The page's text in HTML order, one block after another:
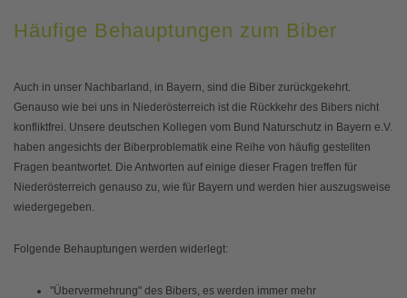
Häufige Behauptungen zum Biber
Auch in unser Nachbarland, in Bayern, sind die Biber zurückgekehrt.
Genauso wie bei uns in Niederösterreich ist die Rückkehr des Bibers nicht
konfliktfrei. Unsere deutschen Kollegen vom Bund Naturschutz in Bayern e.V.
haben angesichts der Biberproblematik eine Reihe von häufig gestellten
Fragen beantwortet. Die Antworten auf einige dieser Fragen treffen für
Niederösterreich genauso zu, wie für Bayern und werden hier auszugsweise
wiedergegeben.
Folgende Behauptungen werden widerlegt:
"Übervermehrung" des Bibers, es werden immer mehr